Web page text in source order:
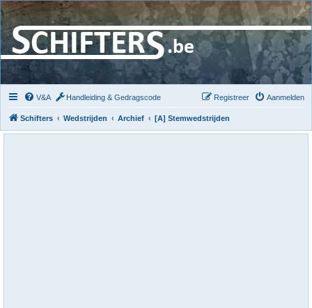
V&A Handleiding & Gedragscode Aanmelden
Registreer
Schifters Wedstrijden Archief [A] Stemwedstrijden